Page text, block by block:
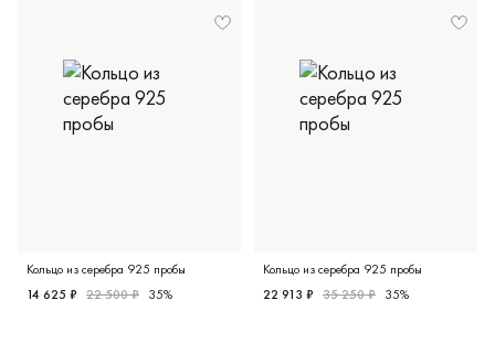
Кольцо из серебра 925 пробы
14 625 ₽ 22 500 ₽ 35%
Кольцо из серебра 925 пробы
22 913 ₽ 35 250 ₽ 35%